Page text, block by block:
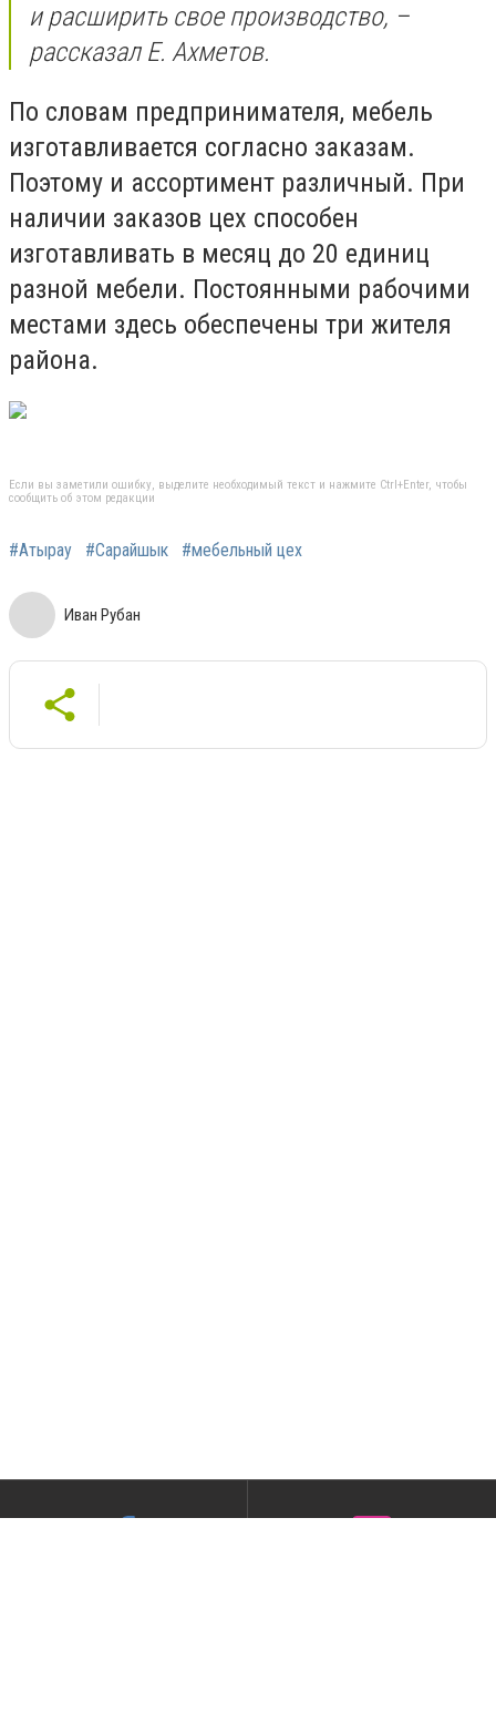
и расширить свое производство, –
рассказал Е. Ахметов.
По словам предпринимателя, мебель
изготавливается согласно заказам.
Поэтому и ассортимент различный. При
наличии заказов цех способен
изготавливать в месяц до 20 единиц
разной мебели. Постоянными рабочими
местами здесь обеспечены три жителя
района.
Если вы заметили ошибку, выделите необходимый текст и нажмите Ctrl+Enter, чтобы
сообщить об этом редакции
#Атырау #Сарайшык #мебельный цех
Иван Рубан